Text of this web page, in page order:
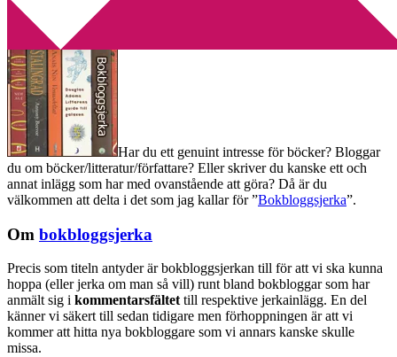
2013-08-16 by
Har du ett genuint intresse för böcker? Bloggar
du om böcker/litteratur/författare? Eller skriver du kanske ett och
annat inlägg som har med ovanstående att göra? Då är du
välkommen att delta i det som jag kallar för ”Bokbloggsjerka”.
Om bokbloggsjerka
Precis som titeln antyder är bokbloggsjerkan till för att vi ska kunna
hoppa (eller jerka om man så vill) runt bland bokbloggar som har
anmält sig i kommentarsfältet till respektive jerkainlägg. En del
känner vi säkert till sedan tidigare men förhoppningen är att vi
kommer att hitta nya bokbloggare som vi annars kanske skulle
missa.